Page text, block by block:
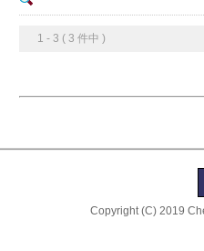
1 - 3 ( 3 件中 )
Copyright (C) 2019